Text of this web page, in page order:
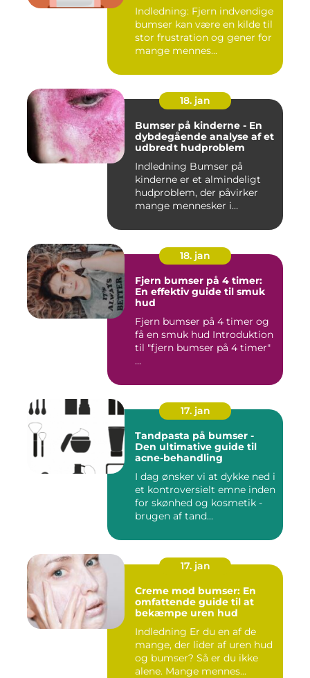
Indledning: Fjern indvendige
bumser kan være en kilde til
stor frustration og gener for
mange mennes...
18. jan
Bumser på kinderne - En
dybdegående analyse af et
udbredt hudproblem
Indledning Bumser på
kinderne er et almindeligt
hudproblem, der påvirker
mange mennesker i
18. jan
Fjern bumser på 4 timer:
En effektiv guide til smuk
hud
Fjern bumser på 4 timer og
få en smuk hud Introduktion
til "fjern bumser på 4 timer"
...
17. jan
Tandpasta på bumser -
Den ultimative guide til
acne-behandling
I dag ønsker vi at dykke ned i
et kontroversielt emne inden
for skønhed og kosmetik -
brugen af tand...
17. jan
Creme mod bumser: En
omfattende guide til at
bekæmpe uren hud
Indledning Er du en af de
mange, der lider af uren hud
og bumser? Så er du ikke
alene. Mange mennes...